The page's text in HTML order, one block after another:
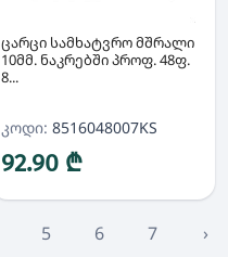
ცარცი სამხატვრო მშრალი
10მმ. ნაკრებში პროფ. 48ფ.
8...
კოდი: 8516048007KS
92.90 ₾
5 6 7 ›